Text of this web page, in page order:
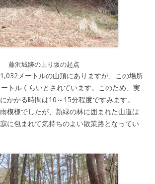
藤沢城跡の上り坂の起点
メートルの山頂にありますが、この場所
トルくらいとされています。このため、実
かかる時間は10～15分程度ですみます。
模様でしたが、新緑の林に囲まれた山道は
に包まれて気持ちのよい散策路となってい